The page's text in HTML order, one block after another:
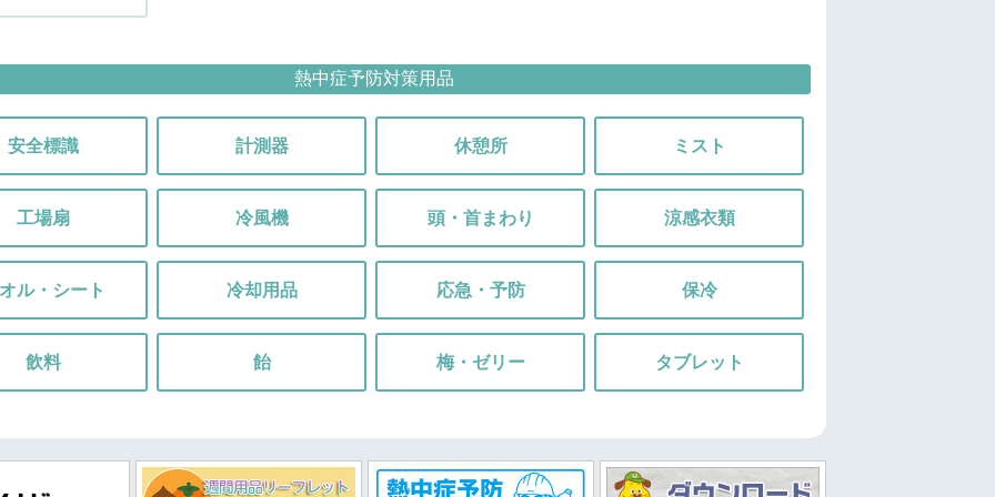
熱中症予防対策用品
安全標識 計測器 休憩所 ミスト
工場扇 冷風機 頭・首まわり 涼感衣類
ル・シート 冷却用品 応急・予防 保冷
飲料 飴 梅・ゼリー タブレット